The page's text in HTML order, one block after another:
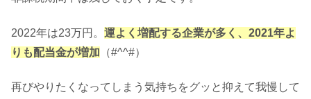
2022年は23万円。 運よく増配する企業が多く、2021年よ
りも配当金が増加 （#^^#）
再びやりたくなってしまう気持ちをグッと抑えて我慢して